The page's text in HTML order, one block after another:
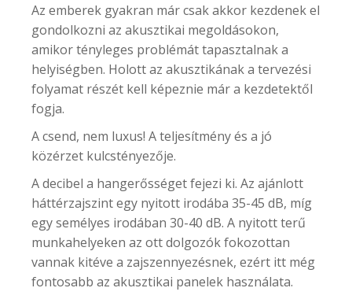
Az emberek gyakran már csak akkor kezdenek el
gondolkozni az akusztikai megoldásokon,
amikor tényleges problémát tapasztalnak a
helyiségben. Holott az akusztikának a tervezési
folyamat részét kell képeznie már a kezdetektől
fogja.
A csend, nem luxus! A teljesítmény és a jó
közérzet kulcstényezője.
A decibel a hangerősséget fejezi ki. Az ajánlott
háttérzajszint egy nyitott irodába 35-45 dB, míg
egy semélyes irodában 30-40 dB. A nyitott terű
munkahelyeken az ott dolgozók fokozottan
vannak kitéve a zajszennyezésnek, ezért itt még
fontosabb az akusztikai panelek használata.